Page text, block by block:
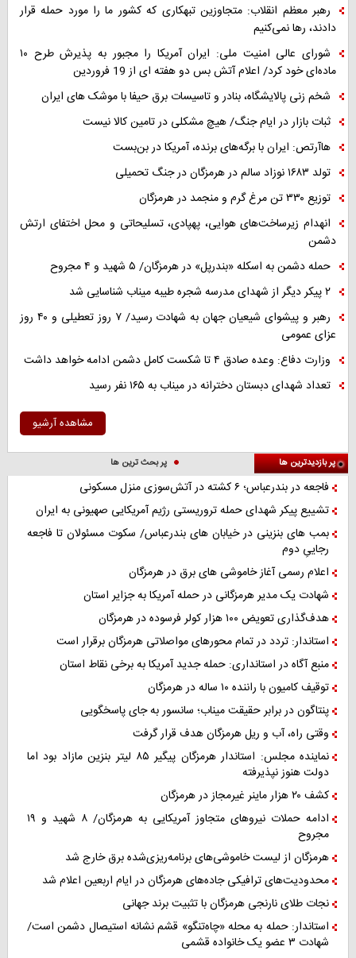
رهبر معظم انقلاب: متجاوزین تبهکاری که کشور ما را مورد حمله قرار
دادند، رها نمی‌کنیم
شورای عالی امنیت ملی: ایران آمریکا را مجبور به پذیرش طرح ۱۰
ماده‌ای خود کرد/ اعلام آتش بس دو هفته ای از 19 فروردین
شخم زنی پالایشگاه، بنادر و تاسیسات برق حیفا با موشک های ایران
ثبات بازار در ایام جنگ/ هیچ مشکلی در تامین کالا نیست
هاآرتص: ایران با برگه‌های برنده، آمریکا در بن‌بست
تولد ۱۶۸۳ نوزاد سالم در هرمزگان در جنگ تحمیلی
توزیع ۳۳۰ تن مرغ گرم و منجمد در هرمزگان
انهدام زیرساخت‌های هوایی، پهپادی، تسلیحاتی و محل اختفای ارتش
دشمن
حمله دشمن به اسکله «بندرپل» در هرمزگان/ ۵ شهید و ۴ مجروح
۲ پیکر دیگر از شهدای مدرسه شجره طیبه میناب شناسایی شد
رهبر و پیشوای شیعیان جهان به شهادت رسید/ ۷ روز تعطیلی و ۴۰ روز
عزای عمومی
وزارت دفاع: وعده صادق ۴ تا شکست کامل دشمن ادامه خواهد داشت
تعداد شهدای دبستان دخترانه در میناب به ۱۶۵ نفر رسید
مشاهده آرشیو
پر بازدیدترین ها پر بحث ترین ها
فاجعه در بندرعباس؛ ۶ کشته در آتش‌سوزی منزل مسکونی
تشییع پیکر شهدای حمله تروریستی رژیم آمریکایی صهیونی به ایران
بمب های بنزینی در خیابان های بندرعباس/ سکوت مسئولان تا فاجعه
رجاییِ دوم
اعلام رسمی آغاز خاموشی های برق در هرمزگان
شهادت یک مدیر هرمزگانی در حمله آمریکا به جزایر استان
هدف‌گذاری تعویض ۱۰۰ هزار کولر فرسوده در هرمزگان
استاندار: تردد در تمام محورهای مواصلاتی هرمزگان برقرار است
منبع آگاه در استانداری: حمله جدید آمریکا به برخی نقاط استان
توقیف کامیون با راننده ۱۰ ساله در هرمزگان
پنتاگون در برابر حقیقت میناب؛ سانسور به جای پاسخگویی
وقتی راه، آب و ریل هرمزگان هدف قرار گرفت
نماینده مجلس: استاندار هرمزگان پیگیر ۸۵ لیتر بنزین مازاد بود اما
دولت هنوز نپذیرفته
کشف ۲۰ هزار ماینر غیرمجاز در هرمزگان
ادامه حملات نیروهای متجاوز آمریکایی به هرمزگان/ ۸ شهید و ۱۹
مجروح
هرمزگان از لیست خاموشی‌های برنامه‌ریزی‌شده برق خارج شد
محدودیت‌های ترافیکی جاده‌های هرمزگان در ایام اربعین اعلام شد
نجات طلای نارنجی هرمزگان با تثبیت برند جهانی
استاندار: حمله به محله «چاه‌تنگو» قشم نشانه استیصال دشمن است/
شهادت ۳ عضو یک خانواده قشمی